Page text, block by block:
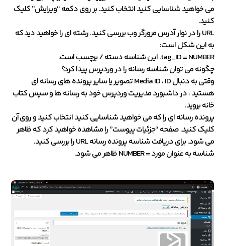
می خواهید شناسایی کنید انتخاب کنید. بر روی دکمه “ویرایش” کلیک
کنید.
URL را در نوار آدرس مرورگر وب بررسی کنید. رشته ای را خواهید دید که
به این شکل است:
tag_ID = NUMBER. این شناسه دسته / برچسب است.
چگونه می توان شناسه رسانه را در وردپرس پیدا کرد؟
وقتی به دنبال Media ID ، ID تصویر یا سایر پرونده های رسانه ای
هستید ، در داشبورد مدیریت وردپرس خود به رسانه ها و سپس کتاب
خانه بروید.
پرونده رسانه ای را که می خواهید شناسایی کنید انتخاب کنید و روی آن
کلیک کنید. صفحه “جزئیات پیوست” را مشاهده خواهید کرد که ظاهر
می شود. برای دریافت شناسه پرونده رسانه URL را بررسی کنید.
شناسه به عنوان مورد = NUMBER ظاهر می شود.